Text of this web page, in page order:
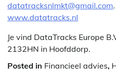
datatracksnlmkt@gmail.com
www.datatracks.nl
Je vind DataTracks Europe
2132HN in Hoofddorp.
Posted in Financieel advies,